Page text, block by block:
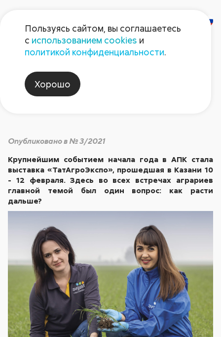
Как расти дальше
Опубликовано в № 3/2021
Крупнейшим событием начала года в АПК стала
выставка «ТатАгроЭкспо», прошедшая в Казани 10
- 12 февраля. Здесь во всех встречах аграриев
главной темой был один вопрос: как расти
дальше?
Пользуясь сайтом, вы соглашаетесь
с использованием cookies и
политикой конфиденциальности.
Хорошо